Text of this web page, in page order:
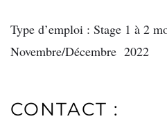
Type d’emploi : Stage 1 à 2
Novembre/Décembre 2022
CONTACT :